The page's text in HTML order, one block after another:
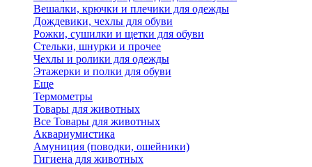
Вешалки, крючки и плечики для одежды
Дождевики, чехлы для обуви
Рожки, сушилки и щетки для обуви
Стельки, шнурки и прочее
Чехлы и ролики для одежды
Этажерки и полки для обуви
Еще
Термометры
Товары для животных
Все Товары для животных
Аквариумистика
Амуниция (поводки, ошейники)
Гигиена для животных